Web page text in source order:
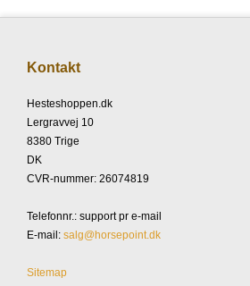
Kontakt
Hesteshoppen.dk
Lergravvej 10
8380 Trige
DK
CVR-nummer: 26074819
Telefonnr.: support pr e-mail
E-mail : salg@horsepoint.dk
Sitemap